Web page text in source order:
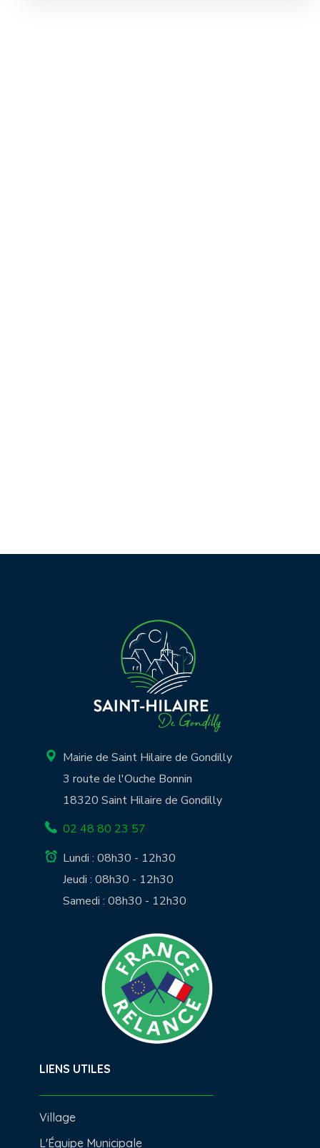
Mairie de Saint Hilaire de Gondilly
3 route de l'Ouche Bonnin
18320 Saint Hilaire de Gondilly
02 48 80 23 57
Lundi : 08h30 - 12h30
Jeudi : 08h30 - 12h30
Samedi : 08h30 - 12h30
LIENS UTILES
Village
L'Équipe Municipale